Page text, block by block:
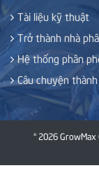
Tài liệu kỹ thuật
Trở thành nhà
Hệ thống phân
Câu chuyện
© 2026